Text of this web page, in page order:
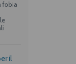
fobia
il